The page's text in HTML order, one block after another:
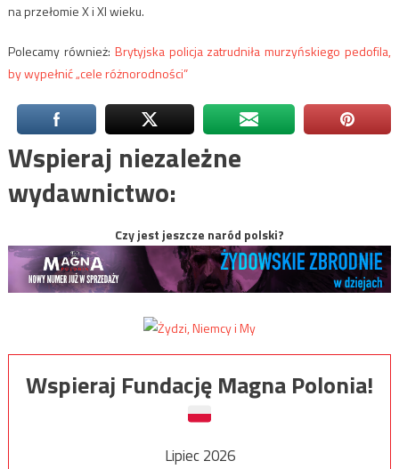
na przełomie X i XI wieku.
Polecamy również: Brytyjska policja zatrudniła murzyńskiego pedofila,
by wypełnić „cele różnorodności”
Wspieraj niezależne
wydawnictwo:
Czy jest jeszcze naród polski?
Wspieraj Fundację Magna Polonia!
Lipiec 2026